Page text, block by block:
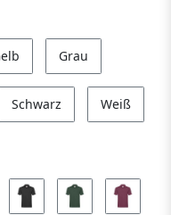
Grau
Schwarz Weiß